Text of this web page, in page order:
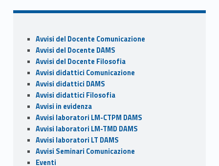
b
o
o
k
d
o
n
l di
vi
di
Sidebar
Avvisi del Docente Comunicazione
Avvisi del Docente DAMS
Avvisi del Docente Filosofia
Avvisi didattici Comunicazione
Avvisi didattici DAMS
Avvisi didattici Filosofia
Avvisi in evidenza
Avvisi laboratori LM-CTPM DAMS
Avvisi laboratori LM-TMD DAMS
Avvisi laboratori LT DAMS
Avvisi Seminari Comunicazione
Eventi